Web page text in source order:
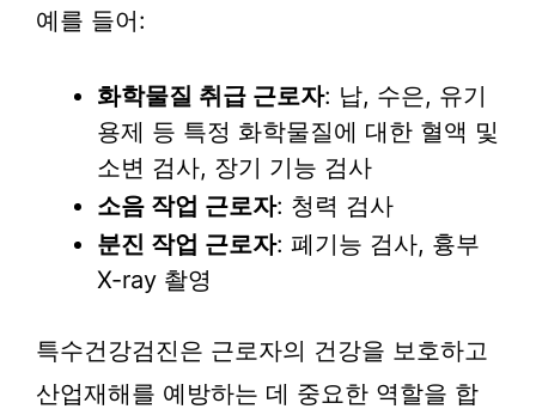
예를 들어:
화학물질 취급 근로자: 납, 수은, 유기
용제 등 특정 화학물질에 대한 혈액 및
소변 검사, 장기 기능 검사
소음 작업 근로자: 청력 검사
분진 작업 근로자: 폐기능 검사, 흉부
X-ray 촬영
특수건강검진은 근로자의 건강을 보호하고
산업재해를 예방하는 데 중요한 역할을 합